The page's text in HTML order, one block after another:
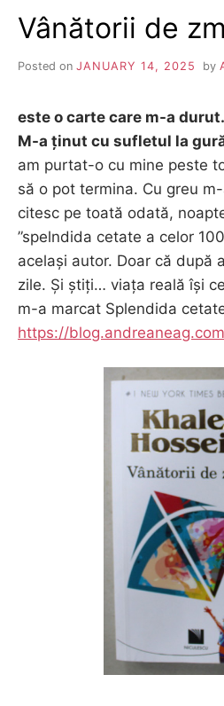
Vânătorii de
Posted on JANUARY 14, 2025 by
este o carte care m-a
M-a ținut cu sufletul la
am purtat-o cu mine peste
să o pot termina. Cu greu
citesc pe toată odată,
”spelndida cetate a celor
același autor. Doar că după
zile. Și știți… viața reală își
m-a marcat Splendida
https://